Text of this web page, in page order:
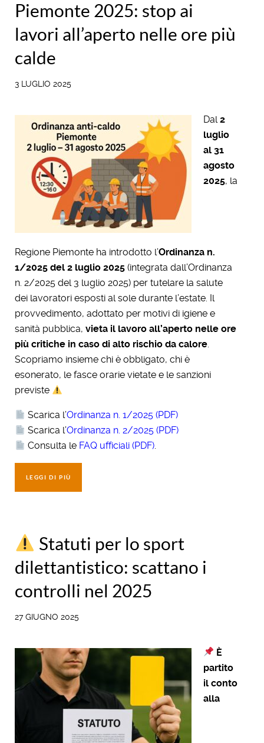
Piemonte 2025: stop ai
lavori all’aperto nelle ore più
calde
3 LUGLIO 2025
Dal2
luglio
al 31
agosto
2025, la
Regione Piemonte ha introdotto l’Ordinanza n.
1/2025 del 2 luglio 2025 (integrata dall’Ordinanza
n. 2/2025 del 3 luglio 2025) per tutelare la salute
dei lavoratori esposti al sole durante l’estate. Il
provvedimento, adottato per motivi di igiene e
sanità pubblica, vieta il lavoro all’aperto nelle ore
più critiche in caso di alto rischio da calore.
Scopriamo insieme chi è obbligato, chi è
esonerato, le fasce orarie vietate e le sanzioni
previste
Scarica l’Ordinanza n. 1/2025 (PDF)
Scarica l’Ordinanza n. 2/2025 (PDF)
Consulta le FAQ ufficiali (PDF).
LEGGI DI PIÙ
Statuti per lo sport
dilettantistico: scattano i
controlli nel 2025
27 GIUGNO 2025
È
partito
il conto
alla